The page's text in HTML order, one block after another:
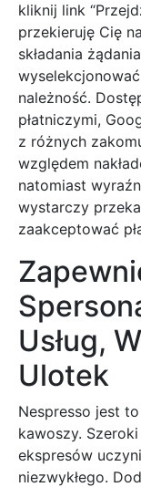
kliknij link
przekieruję Cię
składania
należność.
płatniczymi,
z różnych
względem
natomiast
wystarczy
zaakceptować
Usług,
Ulotek
Nespresso jest
kawoszy.
ekspresów
niezwykłego.